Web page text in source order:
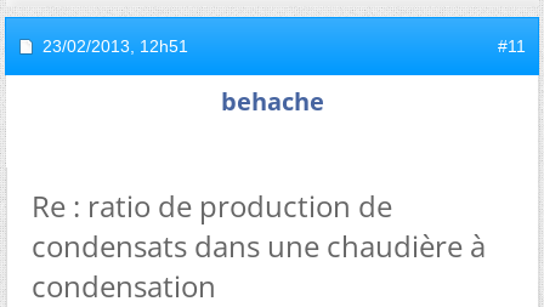
23/02/2013, 12h51 #11
behache
Re : ratio de production de
condensats dans une chaudière à
condensation